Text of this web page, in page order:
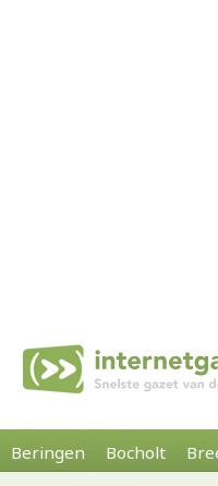
Beringen Bocholt